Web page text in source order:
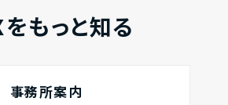
もっと知る
事務所案内